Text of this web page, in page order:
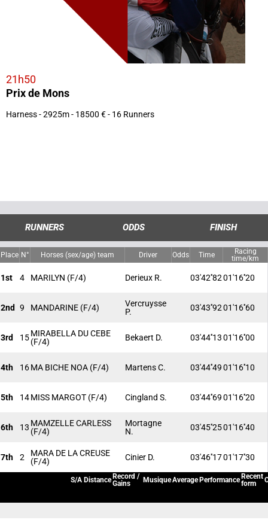
21h50
Prix de Mons
Harness - 2925m - 18500 € - 16 Runners
RUNNERS ODDS FINISH
Place N° Horses (sex/age) team Driver Odds Time
Racing
time/km
1st 4 MARILYN (F/4) Derieux R. 03'42''8201'16''20
2nd 9 MANDARINE (F/4)
Vercruysse
P.
03'43''9201'16''60
3rd 15MIRABELLA DU CEBE
(F/4)
Bekaert D. 03'44''1301'16''00
4th 16MA BICHE NOA (F/4) Martens C. 03'44''4901'16''10
5th 14MISS MARGOT (F/4) Cingland S. 03'44''6901'16''20
6th 13 MAMZELLE CARLESS
(F/4)
Mortagne
N.
03'45''2501'16''40
7th 2
MARA DE LA CREUSE
(F/4)
Cinier D. 03'46''1701'17''30
S/A Distance Record /
Gains
MusiqueAverage Performance Recent
form